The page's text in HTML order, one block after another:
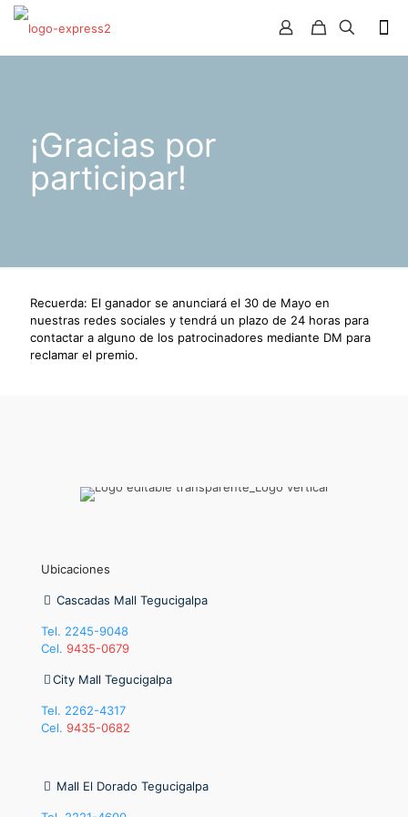
¡Gracias por
participar!
Recuerda: El ganador se anunciará el 30 de Mayo en
nuestras redes sociales y tendrá un plazo de 24 horas para
contactar a alguno de los patrocinadores mediante DM para
reclamar el premio.
Ubicaciones
Cascadas Mall Tegucigalpa
Tel. 2245-9048
Cel. 9435-0679
City Mall Tegucigalpa
Tel. 2262-4317
Cel. 9435-0682
Mall El Dorado Tegucigalpa